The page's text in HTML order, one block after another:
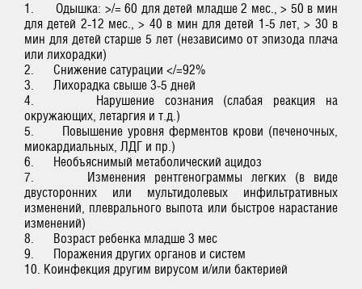
1. Одышка: >/= 60 для детей младше 2 мес., > 50 в мин
для детей 2-12 мес., > 40 в мин для детей 1-5 лет, > 30 в
мин для детей старше 5 лет (независимо от эпизода плача
или лихорадки)
2. Снижение сатурации </=92%
3. Лихорадка свыше 3-5 дней
4. Нарушение сознания (слабая реакция на
окружающих, летаргия и т.д.)
5. Повышение уровня ферментов крови (печеночных,
миокардиальных, ЛДГ и пр.)
6. Необъяснимый метаболический ацидоз
7. Изменения рентгенограммы легких (в виде
двусторонних или мультидолевых инфильтративных
изменений, плеврального выпота или быстрое нарастание
изменений)
8. Возраст ребенка младше 3 мес
9. Поражения других органов и систем
10. Коинфекция другим вирусом и/или бактерией